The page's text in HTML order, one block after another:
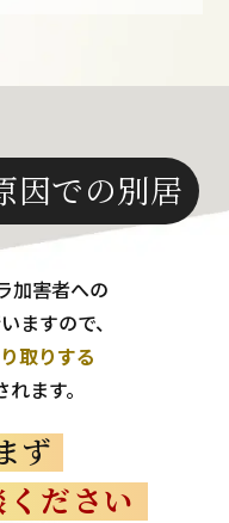
因での別居
加害者への
ますので、
取りする
れます。
ず
ださい